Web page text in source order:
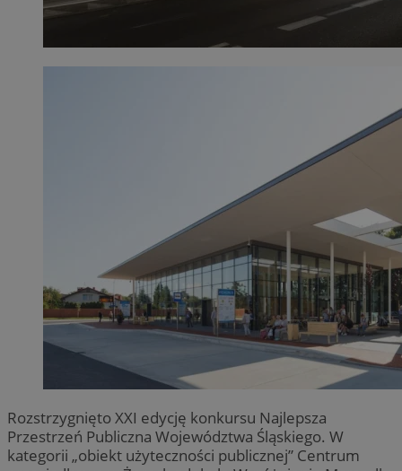
Rozstrzygnięto XXI edycję konkursu Najlepsza
Przestrzeń Publiczna Województwa Śląskiego. W
kategorii „obiekt użyteczności publicznej” Centrum